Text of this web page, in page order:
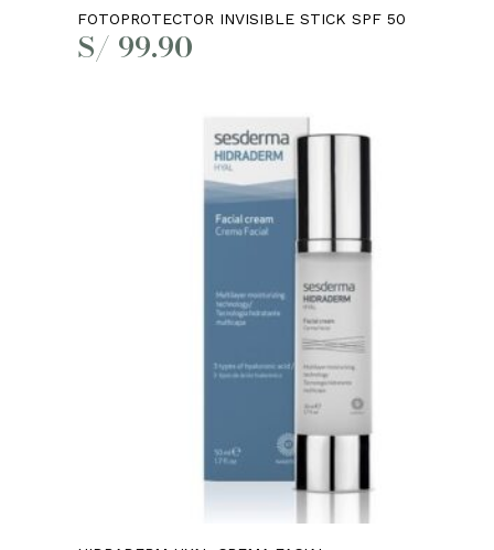
Añadir al carrito
FOTOPROTECTOR INVISIBLE STICK SPF 50
S/ 99.90